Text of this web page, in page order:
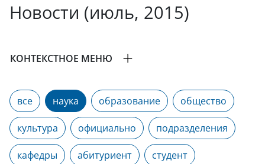
Новости (июль, 2015)
КОНТЕКСТНОЕ МЕНЮ
все наука образование общество
культура официально подразделения
кафедры абитуриент студент